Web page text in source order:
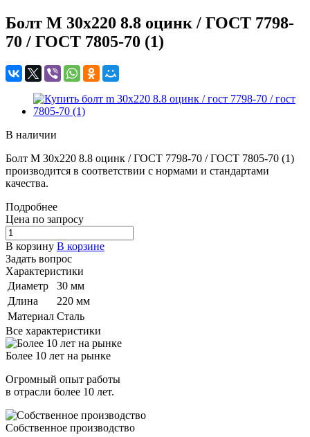
Болт M 30x220 8.8 оцинк / ГОСТ 7798-
70 / ГОСТ 7805-70 (1)
В наличии
Болт M 30x220 8.8 оцинк / ГОСТ 7798-70 / ГОСТ 7805-70 (1)
производится в соответствии с нормами и стандартами
качества.
Подробнее
Цена по запросу
В корзину В корзине
Задать вопрос
Характеристики
Диаметр
30 мм
Длина
220 мм
Материал Сталь
Все характеристики
Более 10 лет на рынке
Огромный опыт работы
в отрасли более 10 лет.
Собственное производство